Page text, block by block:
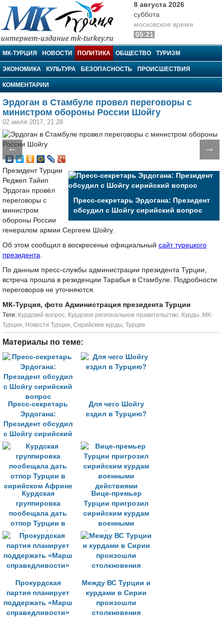
МК-Турция
8 августа 2026
суббота
московское время
05:21
МК-ТУРЦИЯ НОВОСТИ ПОЛИТИКА ОБЩЕСТВО ТУРИЗМ
ЭКОНОМИКА КУЛЬТУРА БЕЗОПАСНОСТЬ ПРОИСШЕСТВИЯ
КОММЕНТАРИИ
Эрдоган в Стамбуле провел переговоры с
министром обороны России Шойгу
02 июля 2017, 21:28
← →
Пресс-секретарь Эрдогана: Президент
обсудил с Шойгу сирийский вопрос
Президент Турции
Реджеп Тайип
Эрдоган провёл
переговоры с
министром
обороны России
генералом армии Сергеем Шойгу.
Об этом сообщил в воскресенье официальный сайт турецкого
президента.
По данным пресс-службы администрации президента Турции,
встреча прошла в резиденции Тарабья в Стамбуле. Подробности
переговоров не уточняются.
МК-Турция, фото Администрация президента Турции
Tеги: Курдский вопрос, Курдское региональное правительство, Курды, МК-
Турция, Новости Турции, Сирийские курды, Турция
Материалы по теме:
Пресс-секретарь
Эрдогана:
Президент обсудил
с Шойгу сирийский
вопрос
Для чего Шойгу
ездил в Турцию?
Курдская
группировка
пообещала дать
отпор Турции в
сирийском Африне
Вице-премьер
Турции пригрозил
сирийским курдам
военными
действиями
Прокурдская
партия планирует
поддержать «Марш
справедливости»
Между ВС Турции и
курдами в Сирии
произошли
столкновения